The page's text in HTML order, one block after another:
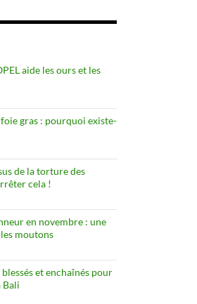
aide les ours et les
gras : pourquoi existe-
de la torture des
cela !
en novembre : une
moutons
et enchaînés pour
Bali